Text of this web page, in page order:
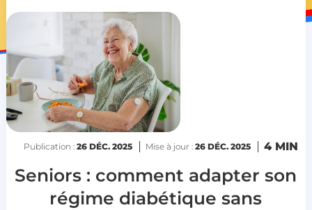
Publication : 26 DÉC. 2025 Mise à jour : 26 DÉC. 2025 4 MIN
Seniors : comment adapter son
régime diabétique sans